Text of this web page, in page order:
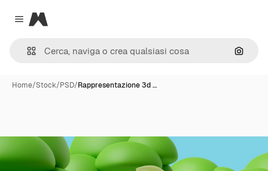
Close menu
Magnific
Cerca
Home/Stock/PSD/Rappresentazione 3d …